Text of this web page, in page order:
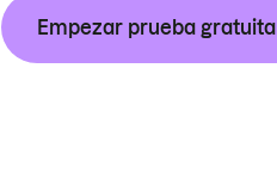
Empezar prueba gratuita